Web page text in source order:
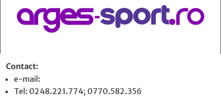
Contact:
e-mail:
Tel: 0248.221.774; 0770.582.356